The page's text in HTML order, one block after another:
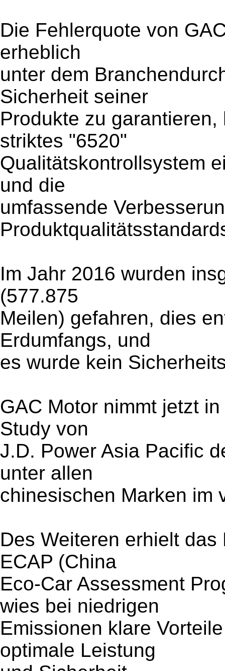
Die Fehlerquote von
erheblich
unter dem
Sicherheit seiner
Produkte zu
striktes "6520"
Qualitätskontrollsystem
und die
umfassende
Im Jahr 2016 wurden
(577.875
Meilen) gefahren, dies
Erdumfangs, und
es wurde kein
GAC Motor nimmt jetzt
Study von
J.D. Power Asia Pacific
unter allen
chinesischen Marken im
Des Weiteren erhielt
ECAP (China
Eco-Car Assessment
wies bei niedrigen
Emissionen klare
optimale Leistung